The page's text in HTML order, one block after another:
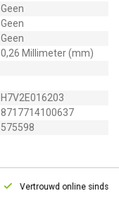
Geen
Geen
Geen
0,26 Millimeter (mm)
H7V2E016203
8717714100637
575598
Vertrouwd online sinds